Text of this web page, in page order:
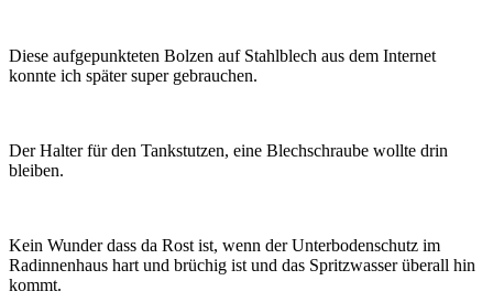
Diese aufgepunkteten Bolzen auf Stahlblech aus dem Internet
konnte ich später super gebrauchen.
Der Halter für den Tankstutzen, eine Blechschraube wollte drin
bleiben.
Kein Wunder dass da Rost ist, wenn der Unterbodenschutz im
Radinnenhaus hart und brüchig ist und das Spritzwasser überall hin
kommt.